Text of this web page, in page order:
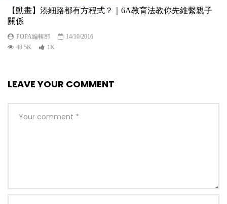
【動畫】湊細路都有方程式？｜6A教育法教你先維繫親子
關係
POPA編輯部
14/10/2016
48.5K
1K
LEAVE YOUR COMMENT